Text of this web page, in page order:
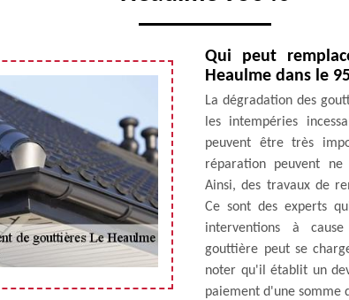
Qui peut
Heaulme dans le
La dégradation des
les intempéries
peuvent être très
réparation peuvent ne
Ainsi, des travaux de
Ce sont des experts
interventions à
gouttière peut se
noter qu'il établit un
paiement d'une somme